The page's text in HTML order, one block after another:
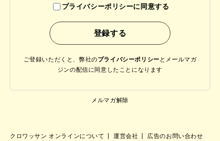
プライバシーポリシーに同意する
ご登録いただくと、弊社のプライバシーポリシー と メールマガ
ジンの配信に同意したことになります
メルマガ解除
クロワッサン オンラインについて 運営会社 広告のお問い合わせ